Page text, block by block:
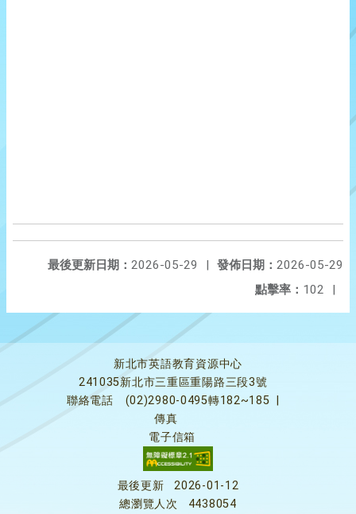
發佈日期： 2026-05-29
最後更新日期： 2026-05-29
|
點擊率： 102 |
新北市英語教育資源中心
241035新北市三重區重陽路三段3號
聯絡電話
(02)2980-0495轉182~185
傳真
電子信箱
最後更新
2026-01-12
總瀏覽人次
4438054